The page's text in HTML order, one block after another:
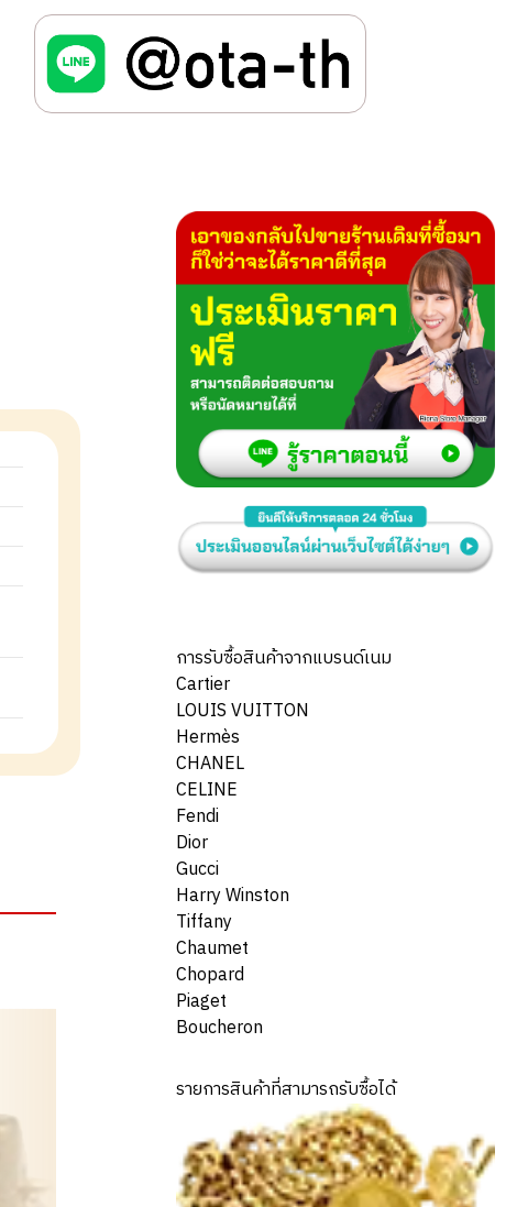
การรับซื้อสินค้าจากแบรนด์เนม
Cartier
LOUIS VUITTON
Hermès
CHANEL
CELINE
Fendi
Dior
Gucci
Harry Winston
Tiffany
Chaumet
Chopard
Piaget
Boucheron
รายการสินค้าที่สามารถรับซื้อได้